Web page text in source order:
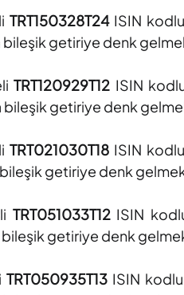
TRT150328T24 ISIN
bileşik getiriye denk
TRT120929T12 ISIN
bileşik getiriye denk
TRT021030T18ISIN
bileşik getiriye denk
TRT051033T12ISIN
bileşik getiriye denk
TRT050935T13 ISIN